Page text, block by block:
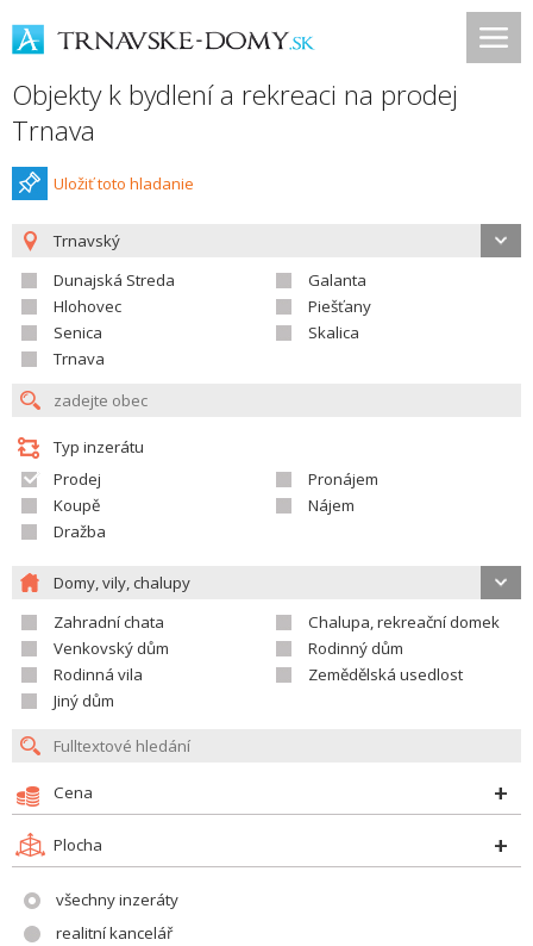
Objekty k bydlení a rekreaci na prodej
Trnava
Uložiť toto hladanie
Trnavský
Dunajská Streda
Galanta
Hlohovec
Piešťany
Senica
Skalica
Trnava
Typ inzerátu
Prodej
Pronájem
Koupě
Nájem
Dražba
Domy, vily, chalupy
Zahradní chata
Chalupa, rekreační domek
Venkovský dům
Rodinný dům
Rodinná vila
Zemědělská usedlost
Jiný dům
Cena
Plocha
všechny inzeráty
realitní kancelář